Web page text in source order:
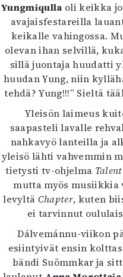
Yungmiqulla oli keikka
avajaisfestareilla
keikalle vahingossa.
olevan ihan selvillä,
sillä juontaja huudatti
huudan Yung, niin
tehdä? Yung!!!” Sieltä
Yleisön laimeus
saapasteli lavalle
nahkavyö lanteilla ja
yleisö lähti vahvemmin
tietysti tv-ohjelma
mutta myös musiikkia
levyltä Chapter, kuten
ei tarvinnut
Dálvemánnu-viikon
esiintyivät ensin
bändi Suõmmkar ja